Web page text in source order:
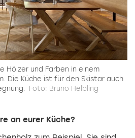
Hölzer und Farben in einem
Die Küche ist für den Skistar auch
Foto: Bruno Helbling
an eurer Küche?